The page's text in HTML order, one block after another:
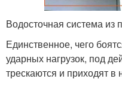
Водосточная система из
Единственное, чего
ударных нагрузок, под
трескаются и приходят в